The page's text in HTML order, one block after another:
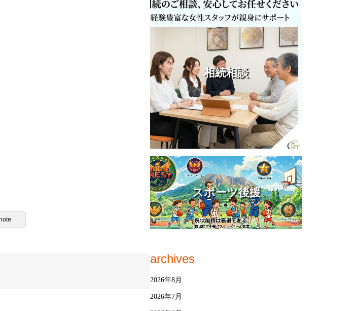
相続相談
スポーツ後援
archives
2026年8月
2026年7月